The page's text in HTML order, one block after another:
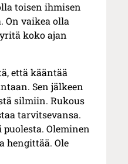
toisen ihmisen
On vaikea olla
koko ajan
että kääntää
Sen jälkeen
silmiin. Rukous
tarvitsevansa.
Oleminen
hengittää. Ole